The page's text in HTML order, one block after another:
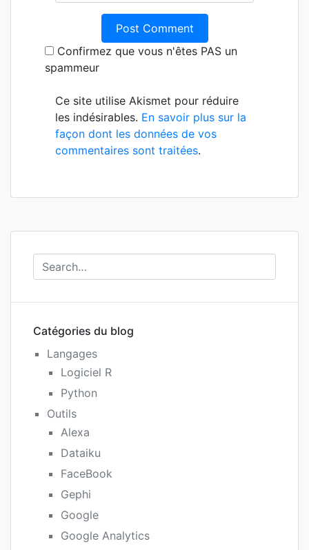
Confirmez que vous n'êtes PAS un
spammeur
Ce site utilise Akismet pour réduire
les indésirables. En savoir plus sur la
façon dont les données de vos
commentaires sont traitées.
Catégories du blog
Langages
Logiciel R
Python
Outils
Alexa
Dataiku
FaceBook
Gephi
Google
Google Analytics